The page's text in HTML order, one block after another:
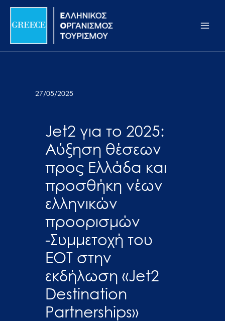
Σημείωση:
ιστότοπος
προσβασιμότητας.
Μετάβαση
περιεχόμενο
27/05/2025
Jet2 για το 2025:
Αύξηση θέσεων
προς Ελλάδα και
προσθήκη νέων
ελληνικών
προορισμών
-Συμμετοχή του
ΕΟΤ στην
εκδήλωση «Jet2
Destination
Partnerships»